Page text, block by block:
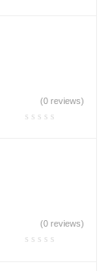
(0 reviews)
(0 reviews)